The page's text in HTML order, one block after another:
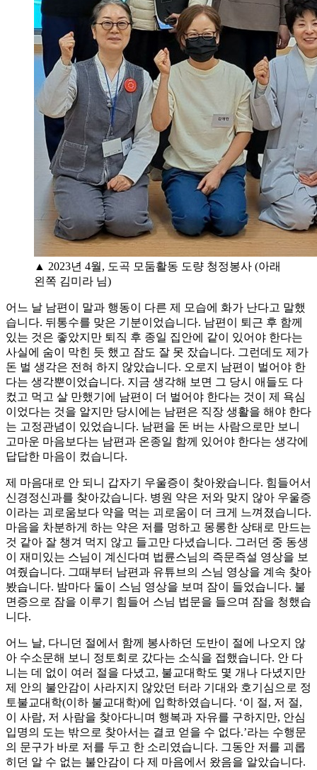
▲ 2023년 4월, 도곡 모둠활동 도량 청정봉사 (아래
왼쪽 김미라 님)
어느 날 남편이 말과 행동이 다른 제 모습에 화가 난다고 말했
습니다. 뒤통수를 맞은 기분이었습니다. 남편이 퇴근 후 함께
있는 것은 좋았지만 퇴직 후 종일 집안에 같이 있어야 한다는
사실에 숨이 막힌 듯 했고 잠도 잘 못 잤습니다. 그런데도 제가
돈 벌 생각은 전혀 하지 않았습니다. 오로지 남편이 벌어야 한
다는 생각뿐이었습니다. 지금 생각해 보면 그 당시 애들도 다
컸고 먹고 살 만했기에 남편이 더 벌어야 한다는 것이 제 욕심
이었다는 것을 알지만 당시에는 남편은 직장 생활을 해야 한다
는 고정관념이 있었습니다. 남편을 돈 버는 사람으로만 보니
고마운 마음보다는 남편과 온종일 함께 있어야 한다는 생각에
답답한 마음이 컸습니다.
제 마음대로 안 되니 갑자기 우울증이 찾아왔습니다. 힘들어서
신경정신과를 찾아갔습니다. 병원 약은 저와 맞지 않아 우울증
이라는 괴로움보다 약을 먹는 괴로움이 더 크게 느껴졌습니다.
마음을 차분하게 하는 약은 저를 멍하고 몽롱한 상태로 만드는
것 같아 잘 챙겨 먹지 않고 들고만 다녔습니다. 그러던 중 동생
이 재미있는 스님이 계신다며 법륜스님의 즉문즉설 영상을 보
여줬습니다. 그때부터 남편과 유튜브의 스님 영상을 계속 찾아
봤습니다. 밤마다 둘이 스님 영상을 보며 잠이 들었습니다. 불
면증으로 잠을 이루기 힘들어 스님 법문을 들으며 잠을 청했습
니다.
어느 날, 다니던 절에서 함께 봉사하던 도반이 절에 나오지 않
아 수소문해 보니 정토회로 갔다는 소식을 접했습니다. 안 다
니는 데 없이 여러 절을 다녔고, 불교대학도 몇 개나 다녔지만
제 안의 불안감이 사라지지 않았던 터라 기대와 호기심으로 정
토불교대학(이하 불교대학)에 입학하였습니다. ‘이 절, 저 절,
이 사람, 저 사람을 찾아다니며 행복과 자유를 구하지만, 안심
입명의 도는 밖으로 찾아서는 결코 얻을 수 없다.’라는 수행문
의 문구가 바로 저를 두고 한 소리였습니다. 그동안 저를 괴롭
히던 알 수 없는 불안감이 다 제 마음에서 왔음을 알았습니다.